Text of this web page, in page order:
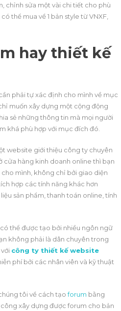
chỉnh sửa một vài chi tiết cho phù
thể mua về 1 bản style từ VNXF,
hay thiết kế
phải tự xác định cho mình về mục
muốn xây dựng một cộng động
sẻ những thông tin mà mọi người
khá phù hợp với mục đích đó.
website giới thiệu công ty chuyên
cửa hàng kinh doanh online thì bạn
mình, không chỉ bởi giao diện
hợp các tính năng khác hơn
sản phẩm, thanh toán online, tính
thể được tạo bởi nhiều ngôn ngữ
không phải là dân chuyên trong
công ty thiết kế website
phí bởi các nhân viên và kỹ thuật
tôi về cách tạoforum bằng
xây dựng được forum cho bản